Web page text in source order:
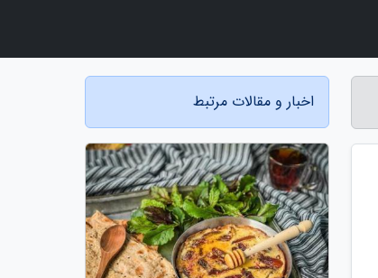
اخبار و مقالات مرتبط